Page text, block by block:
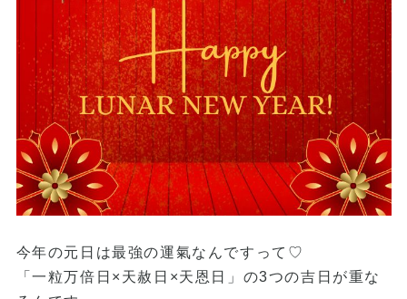
今年の元日は最強の運氣なんですって♡
「一粒万倍日×天赦日×天恩日」の3つの吉日が重な